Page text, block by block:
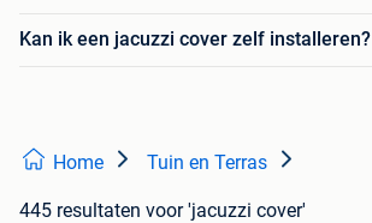
Kan ik een jacuzzi cover zelf installeren?
Home Tuin en Terras
445 resultaten voor 'jacuzzi cover'